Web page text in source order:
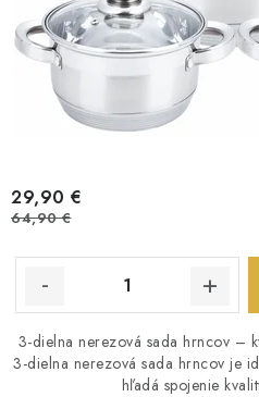
29,90 €
64,90 €
3-dielna nerezová sada hrncov –
3-dielna nerezová sada hrncov je
hľadá spojenie